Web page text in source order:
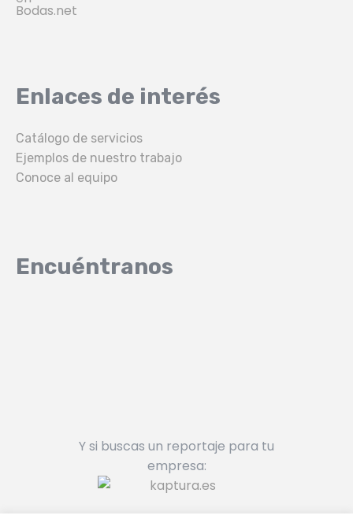
Enlaces de interés
Catálogo de servicios
Ejemplos de nuestro trabajo
Conoce al equipo
Encuéntranos
Y si buscas un reportaje para tu
empresa: